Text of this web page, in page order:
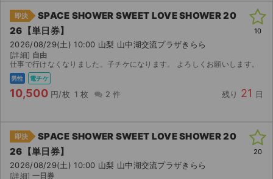
演劇・ミュージカル
ご利用ガイド
ご利用ガイド
手数料・お支払い方法
よくある質問
お知らせ
即決
SPACE SHOWER SWEET LOVE SHOWER 20
26【単日券】
2026/08/29(土) 10:00 山梨 山中湖交流プラザきらら
[詳細] 自由
仕事で行けなくなりました。子チケになります。 よろしくお願いします。
男性 電チケ
10,500 円/枚 1 枚 2 件 残り 21 日
10
即決
SPACE SHOWER SWEET LOVE SHOWER 20
26【単日券】
2026/08/29(土) 10:00 山梨 山中湖交流プラザきらら
[詳細] 一日券
20